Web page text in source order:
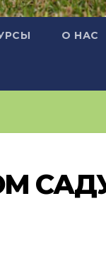
О НАС